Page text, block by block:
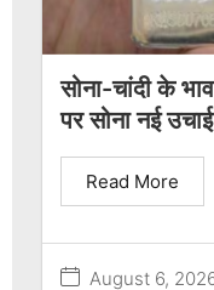
सोना-चांदी के
पर सोना नई
August 6,
Read More